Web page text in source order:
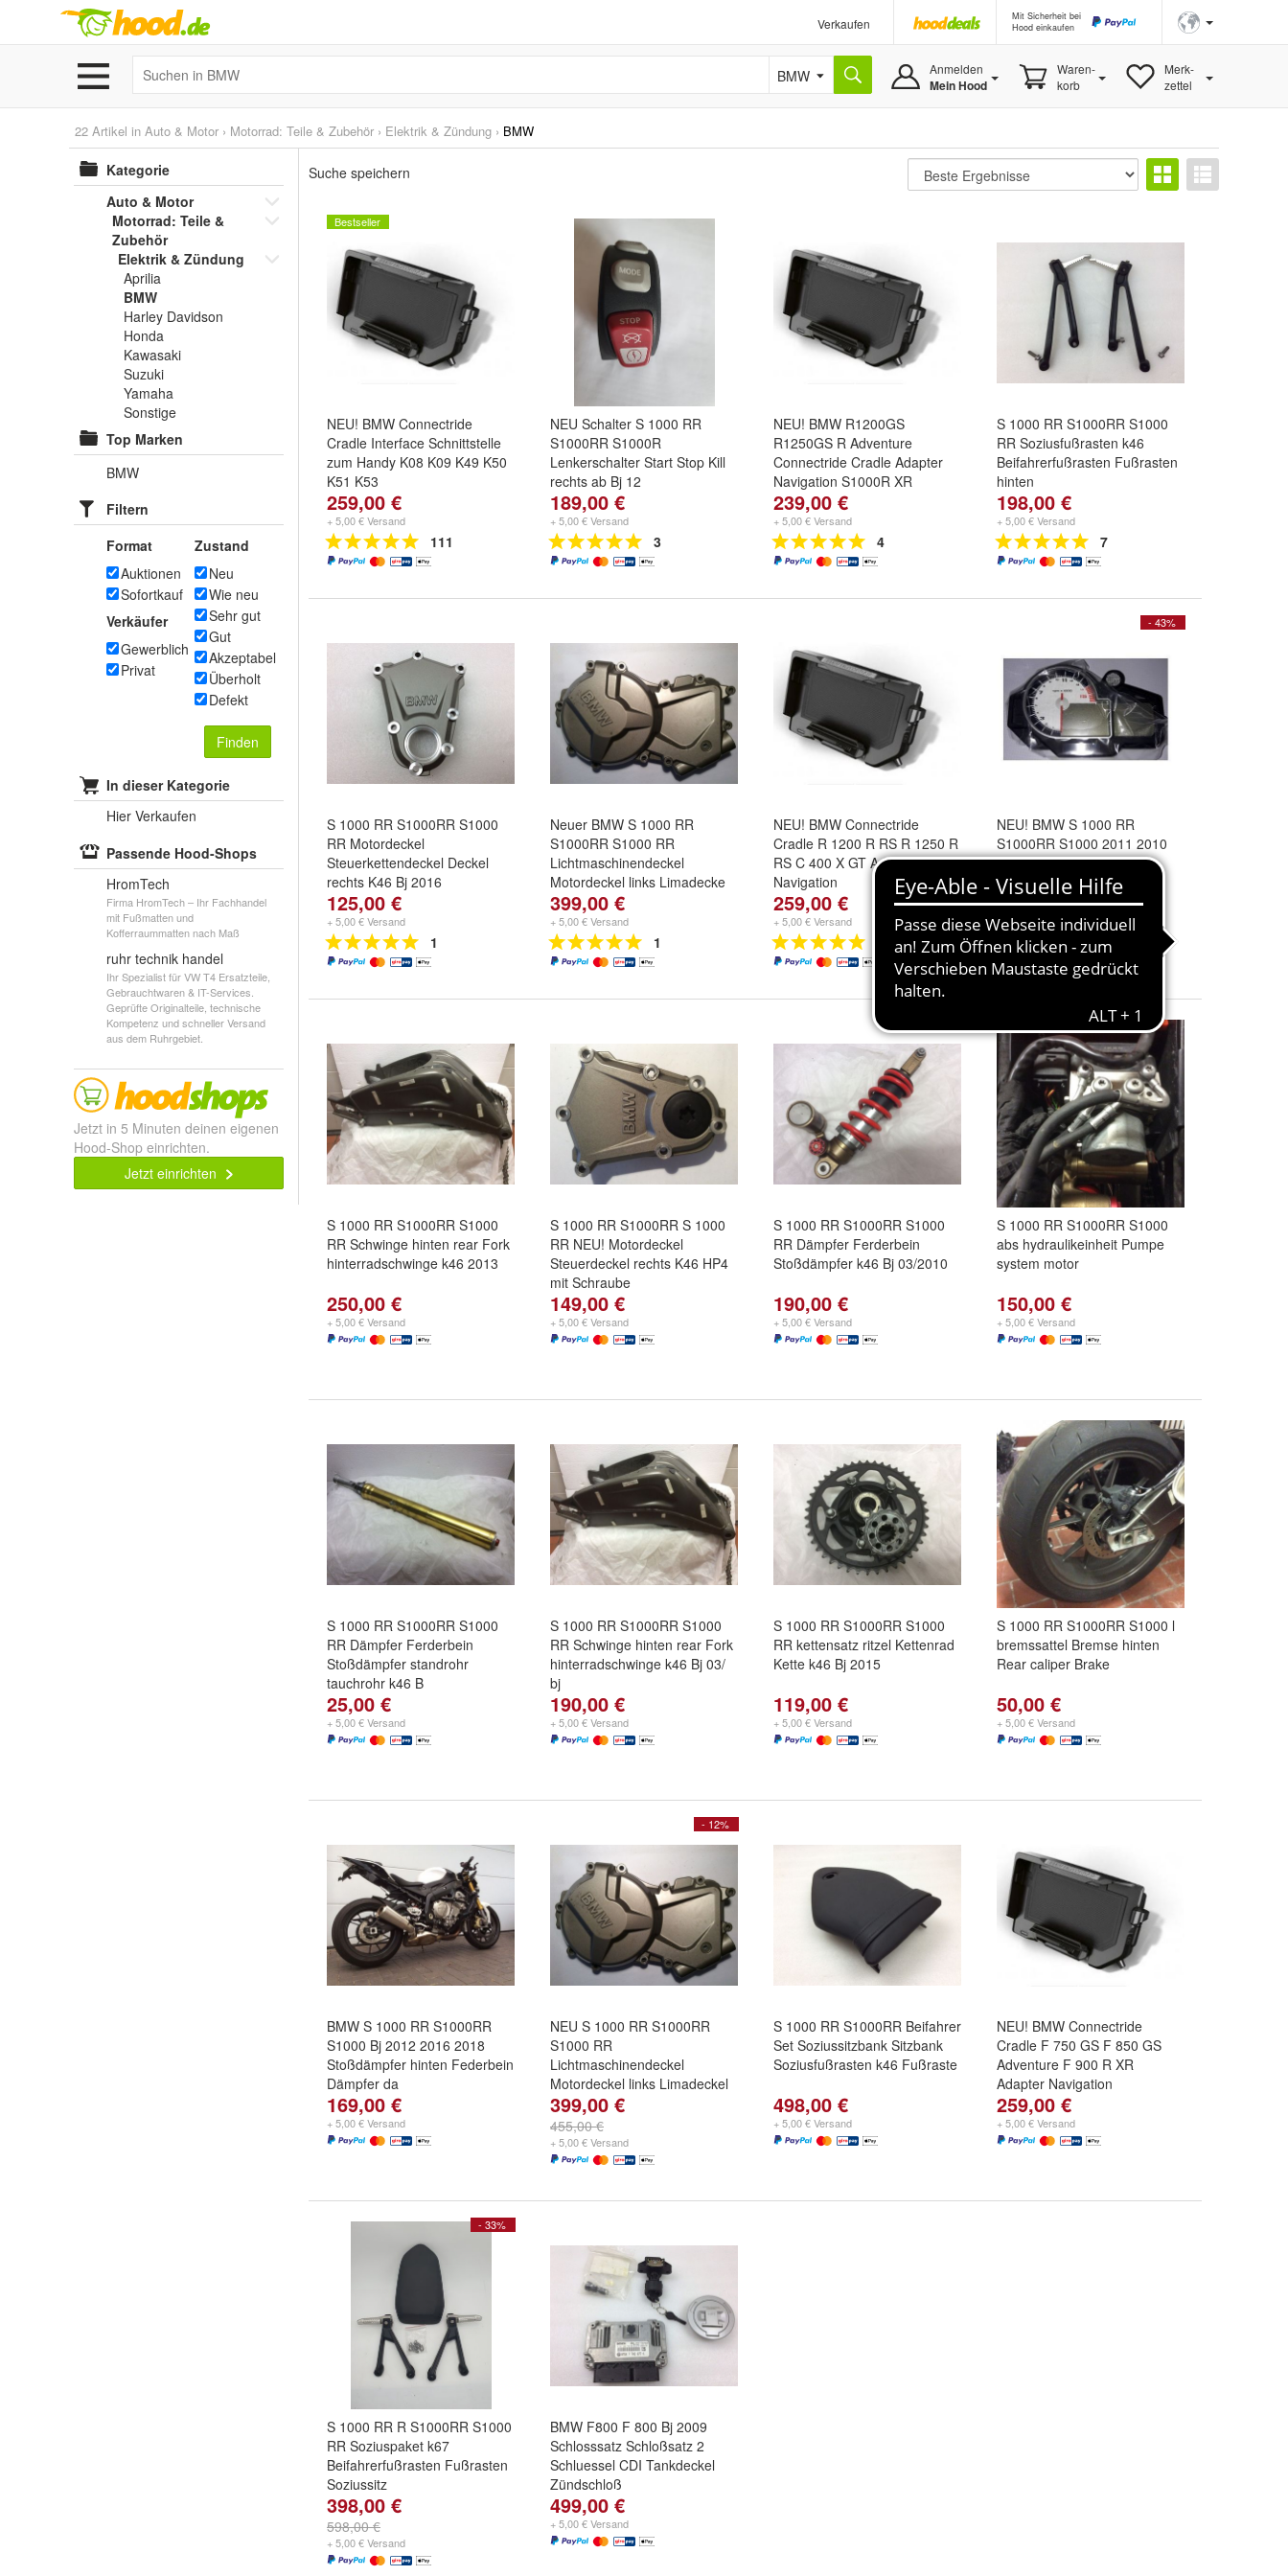
Verkaufen
Mit Sicherheit bei
Hood einkaufen
BMW Anmelden
Mein Hood
Waren-
korb
Merk-
zettel
22 Artikel in Auto & Motor › Motorrad: Teile & Zubehör › Elektrik & Zündung › BMW
Kategorie
Auto & Motor
Motorrad: Teile &
Zubehör
Elektrik & Zündung
Aprilia
BMW
Harley Davidson
Honda
Kawasaki
Suzuki
Yamaha
Sonstige
Top Marken
BMW
Filtern
Format
Auktionen
Sofortkauf
Verkäufer
Gewerblich
Privat
Zustand
Neu
Wie neu
Sehr gut
Gut
Akzeptabel
Überholt
Defekt
Finden
In dieser Kategorie
Hier Verkaufen
Passende Hood-Shops
HromTech
Firma HromTech – Ihr Fachhandel
mit Fußmatten und
Kofferraummatten nach Maß
ruhr technik handel
Ihr Spezialist für VW T4 Ersatzteile,
Gebrauchtwaren & IT-Services.
Geprüfte Originalteile, technische
Kompetenz und schneller Versand
aus dem Ruhrgebiet.
Jetzt in 5 Minuten deinen eigenen
Hood-Shop einrichten.
Jetzt einrichten
Suche speichern
Bestseller
NEU! BMW Connectride
Cradle Interface Schnittstelle
zum Handy K08 K09 K49 K50
K51 K53
259,00 €
+ 5,00 € Versand
111
NEU Schalter S 1000 RR
S1000RR S1000R
Lenkerschalter Start Stop Kill
rechts ab Bj 12
189,00 €
+ 5,00 € Versand
3
NEU! BMW R1200GS
R1250GS R Adventure
Connectride Cradle Adapter
Navigation S1000R XR
239,00 €
+ 5,00 € Versand
4
S 1000 RR S1000RR S1000
RR Soziusfußrasten k46
Beifahrerfußrasten Fußrasten
hinten
198,00 €
+ 5,00 € Versand
7
S 1000 RR S1000RR S1000
RR Motordeckel
Steuerkettendeckel Deckel
rechts K46 Bj 2016
125,00 €
+ 5,00 € Versand
1
Neuer BMW S 1000 RR
S1000RR S1000 RR
Lichtmaschinendeckel
Motordeckel links Limadecke
399,00 €
+ 5,00 € Versand
1
NEU! BMW Connectride
Cradle R 1200 R RS R 1250 R
RS C 400 X GT Adapter
Navigation
259,00 €
+ 5,00 € Versand
- 43%
NEU! BMW S 1000 RR
S1000RR S1000 2011 2010
2009 er Tacho Kombi
Kombiintrument
450,00 €
795,00 €
+ 5,00 € Versand
1
S 1000 RR S1000RR S1000
RR Schwinge hinten rear Fork
hinterradschwinge k46 2013
250,00 €
+ 5,00 € Versand
S 1000 RR S1000RR S 1000
RR NEU! Motordeckel
Steuerdeckel rechts K46 HP4
mit Schraube
149,00 €
+ 5,00 € Versand
S 1000 RR S1000RR S1000
RR Dämpfer Ferderbein
Stoßdämpfer k46 Bj 03/2010
190,00 €
+ 5,00 € Versand
S 1000 RR S1000RR S1000
abs hydraulikeinheit Pumpe
system motor
150,00 €
+ 5,00 € Versand
S 1000 RR S1000RR S1000
RR Dämpfer Ferderbein
Stoßdämpfer standrohr
tauchrohr k46 B
25,00 €
+ 5,00 € Versand
S 1000 RR S1000RR S1000
RR Schwinge hinten rear Fork
hinterradschwinge k46 Bj 03/
bj
190,00 €
+ 5,00 € Versand
S 1000 RR S1000RR S1000
RR kettensatz ritzel Kettenrad
Kette k46 Bj 2015
119,00 €
+ 5,00 € Versand
S 1000 RR S1000RR S1000 l
bremssattel Bremse hinten
Rear caliper Brake
50,00 €
+ 5,00 € Versand
BMW S 1000 RR S1000RR
S1000 Bj 2012 2016 2018
Stoßdämpfer hinten Federbein
Dämpfer da
169,00 €
+ 5,00 € Versand
- 12%
NEU S 1000 RR S1000RR
S1000 RR
Lichtmaschinendeckel
Motordeckel links Limadeckel
K46
399,00 €
455,00 €
+ 5,00 € Versand
S 1000 RR S1000RR Beifahrer
Set Soziussitzbank Sitzbank
Soziusfußrasten k46 Fußraste
498,00 €
+ 5,00 € Versand
NEU! BMW Connectride
Cradle F 750 GS F 850 GS
Adventure F 900 R XR
Adapter Navigation
259,00 €
+ 5,00 € Versand
- 33%
S 1000 RR R S1000RR S1000
RR Soziuspaket k67
Beifahrerfußrasten Fußrasten
Soziussitz
398,00 €
598,00 €
+ 5,00 € Versand
BMW F800 F 800 Bj 2009
Schlosssatz Schloßsatz 2
Schluessel CDI Tankdeckel
Zündschloß
499,00 €
+ 5,00 € Versand